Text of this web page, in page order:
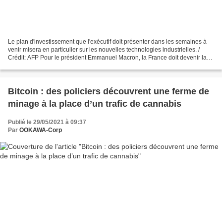
Le plan d'investissement que l'exécutif doit présenter dans les semaines à
venir misera en particulier sur les nouvelles technologies industrielles. /
Crédit: AFP Pour le président Emmanuel Macron, la France doit devenir la
Bitcoin : des policiers découvrent une ferme de
minage à la place d’un trafic de cannabis
Publié le 29/05/2021 à 09:37
Par OOKAWA-Corp